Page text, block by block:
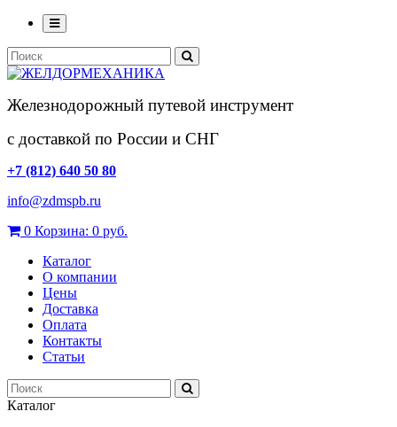
Железнодорожный путевой инструмент
с доставкой по России и СНГ
+7 (812) 640 50 80
info@zdmspb.ru
0 Корзина: 0 руб.
Каталог
О компании
Цены
Доставка
Оплата
Контакты
Статьи
Каталог